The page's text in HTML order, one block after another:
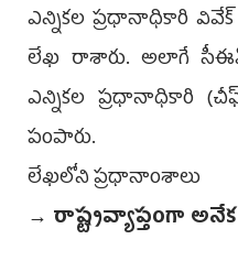
ఎన్నికల ప్రధానాధికారి
లేఖ రాశారు. అలాగే
ఎన్నికల ప్రధానాధికారి
పంపారు.
లేఖలోని ప్రధానాంశాలు
→ రాష్ట్రవ్యాప్తంగా